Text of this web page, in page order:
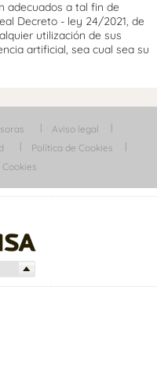
adecuados a tal fin de
Decreto - ley 24/2021, de
utilización de sus
artificial, sea cual sea su
Aviso legal
Política de Cookies